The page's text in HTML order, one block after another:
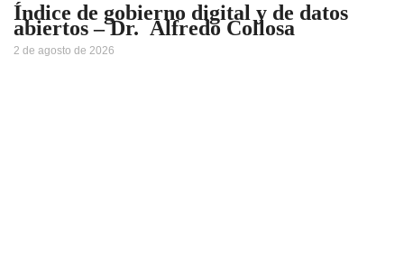
Índice de gobierno digital y de datos
abiertos – Dr. Alfredo Collosa
2 de agosto de 2026